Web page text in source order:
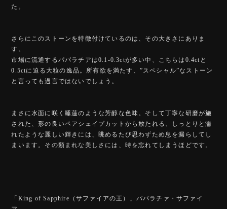
た。
さらにこのストーンを特徴付けているのは、その大きさにありま
す。
市場に流通するパパラチアは0.1-0.3ctが多い中、こちらは0.4ctと
0.5ctに迫る大粒の逸品。所有欲を満たす、”スペシャル”なストーン
と言っても過言ではないでしょう。
まさに水面に咲く睡蓮のような芳醇な色味。そして丁寧な研磨が施
された、形の良いペアシェイプカットから放たれる、しっとりと濡
れたような麗しい輝きには、眺めるたび思わずため息を漏らしてし
まいます。その類まれな美しさには、時を忘れてしまうほどです。
「King of Sapphire（サファイアの王）」パパラチァ・サファイ